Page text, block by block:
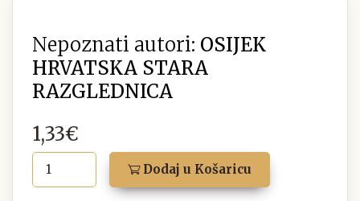
Nepoznati autori: OSIJEK
HRVATSKA STARA
RAZGLEDNICA
1,33€
Dodaj u Košaricu